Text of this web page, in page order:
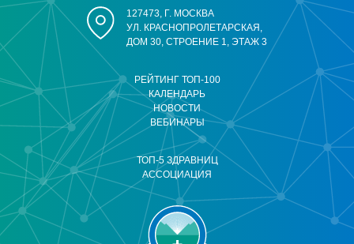
РЕЙТИНГ ТОП-100
КАЛЕНДАРЬ
НОВОСТИ
ВЕБИНАРЫ
ТОП-5 ЗДРАВНИЦ
АССОЦИАЦИЯ
127473, Г. МОСКВА
УЛ. КРАСНОПРОЛЕТАРСКАЯ,
ДОМ 30, СТРОЕНИЕ 1, ЭТАЖ 3